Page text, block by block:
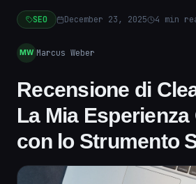
SEO December 23, 2025 4 min
MW Marcus Weber
Recensione di
La Mia Esperienza
con lo Strumento